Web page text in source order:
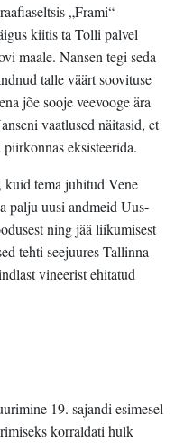
„Frami“
kiitis ta Tolli palvel
maale. Nansen tegi seda
talle väärt soovituse
jõe sooje veevooge ära
vaatlused näitasid, et
eksisteerida.
tema juhitud Vene
palju uusi andmeid Uus-
ning jää liikumisest
tehti seejuures Tallinna
vineerist ehitatud
19. sajandi esimesel
korraldati hulk